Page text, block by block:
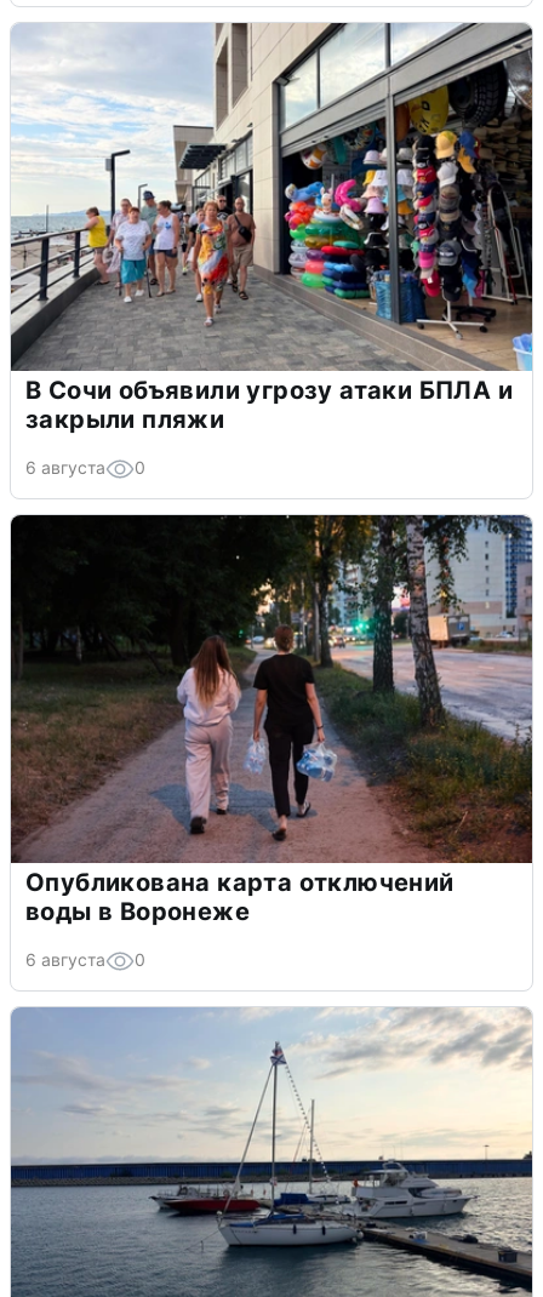
В Сочи объявили угрозу атаки БПЛА и
закрыли пляжи
6 августа 0
Опубликована карта отключений
воды в Воронеже
6 августа 0